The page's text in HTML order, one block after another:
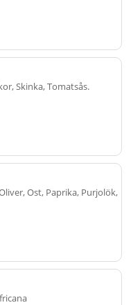
Skinka, Tomatsås.
Ost, Paprika, Purjolök,